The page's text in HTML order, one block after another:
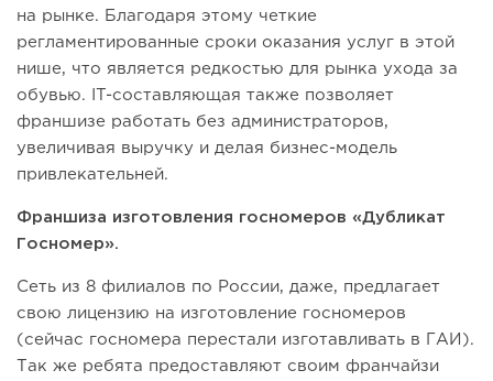
на рынке. Благодаря этому четкие
регламентированные сроки оказания услуг в этой
нише, что является редкостью для рынка ухода за
обувью. IT-составляющая также позволяет
франшизе работать без администраторов,
увеличивая выручку и делая бизнес-модель
привлекательней.
Франшиза изготовления госномеров «Дубликат
Госномер».
Сеть из 8 филиалов по России, даже, предлагает
свою лицензию на изготовление госномеров
(сейчас госномера перестали изготавливать в ГАИ).
Так же ребята предоставляют своим франчайзи